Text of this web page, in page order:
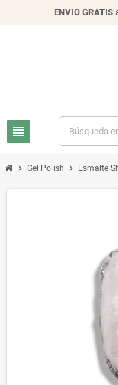
ENVIO GRATIS
view_headline
chevron_right Gel Polish chevron_right Esmalte